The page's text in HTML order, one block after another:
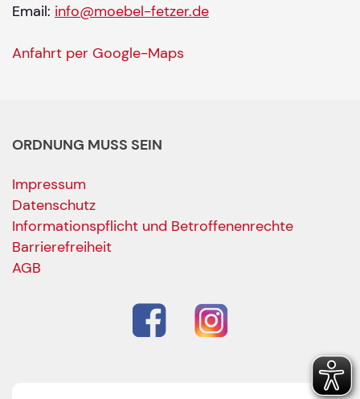
Email: info@moebel-fetzer.de
Anfahrt per Google-Maps
ORDNUNG MUSS SEIN
Impressum
Datenschutz
Informationspflicht und Betroffenenrechte
Barrierefreiheit
AGB